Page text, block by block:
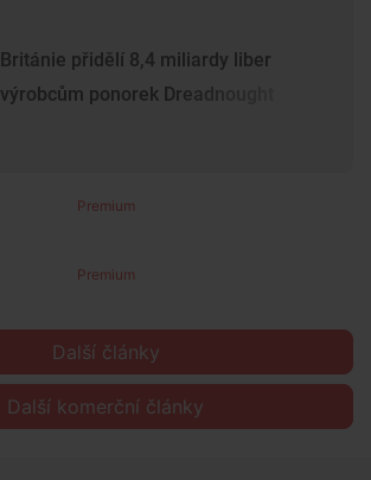
Británie přidělí 8,4 miliardy liber
výrobcům ponorek Dreadnought
Premium
Premium
Další články
Další komerční články